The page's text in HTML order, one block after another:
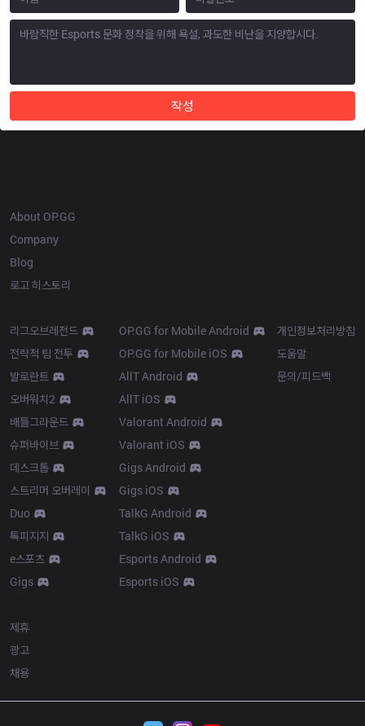
작성
About OP.GG
Company
Blog
로고 히스토리
리그오브레전드
전략적 팀 전투
발로란트
오버워치2
배틀그라운드
슈퍼바이브
데스크톱
스트리머 오버레이
Duo
톡피지지
e스포츠
Gigs
OP.GG for Mobile Android
OP.GG for Mobile iOS
AllT Android
AllT iOS
Valorant Android
Valorant iOS
Gigs Android
Gigs iOS
TalkG Android
TalkG iOS
Esports Android
Esports iOS
개인정보처리방침
도움말
문의/피드백
제휴
광고
채용